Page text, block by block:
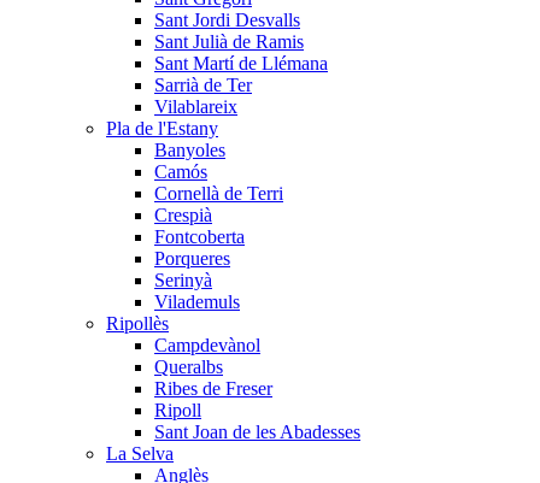
Sant Jordi Desvalls
Sant Julià de Ramis
Sant Martí de Llémana
Sarrià de Ter
Vilablareix
Pla de l'Estany
Banyoles
Camós
Cornellà de Terri
Crespià
Fontcoberta
Porqueres
Serinyà
Vilademuls
Ripollès
Campdevànol
Queralbs
Ribes de Freser
Ripoll
Sant Joan de les Abadesses
La Selva
Anglès